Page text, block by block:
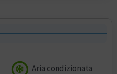
Aria condizionata